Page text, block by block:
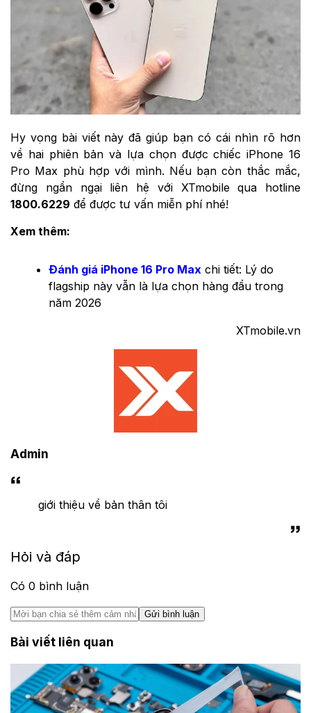
Hy vọng bài viết này đã giúp bạn có cái nhìn rõ hơn
về hai phiên bản và lựa chọn được chiếc iPhone 16
Pro Max phù hợp với mình. Nếu bạn còn thắc mắc,
đừng ngần ngại liên hệ với XTmobile qua hotline
1800.6229 để được tư vấn miễn phí nhé!
Xem thêm:
Đánh giá iPhone 16 Pro Max chi tiết: Lý do
flagship này vẫn là lựa chọn hàng đầu trong
năm 2026
XTmobile.vn
Admin
giới thiệu về bản thân tôi
Hỏi và đáp
Có 0 bình luận
Gửi bình luận
Bài viết liên quan